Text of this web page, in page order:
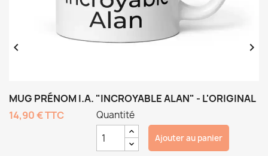
 
MUG PRÉNOM I.A. "INCROYABLE ALAN" - L'ORIGINAL
14,90 €TTC Quantité
Ajouter au panier